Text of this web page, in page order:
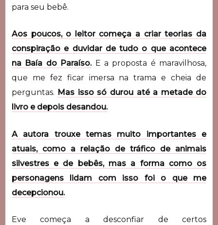
para seu bebê.
Aos poucos, o leitor começa a criar teorias da
conspiração e duvidar de tudo o que acontece
na Baía do Paraíso.E a proposta é maravilhosa,
que me fez ficar imersa na trama e cheia de
perguntas. Mas isso só durou até a metade do
livro e depois desandou.
A autora trouxe temas muito importantes e
atuais, como a relação de tráfico de animais
silvestres e de bebês, mas a forma como os
personagens lidam com isso foi o que me
decepcionou.
Eve começa a desconfiar de certos